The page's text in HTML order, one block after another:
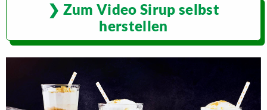
Zum Video Sirup selbst
herstellen